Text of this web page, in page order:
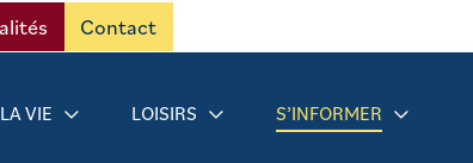
Contact
VIE LOISIRS S’INFORMER